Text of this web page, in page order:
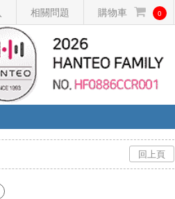
相關問題 購物車 0
回上頁